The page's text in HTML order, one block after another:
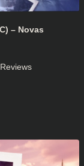
– Novas
Reviews